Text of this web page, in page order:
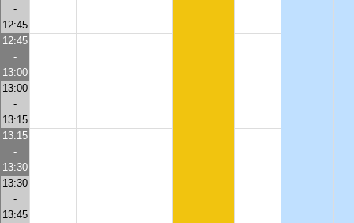
-
12:45
12:45
-
13:00
13:00
-
13:15
13:15
-
13:30
13:30
-
13:45